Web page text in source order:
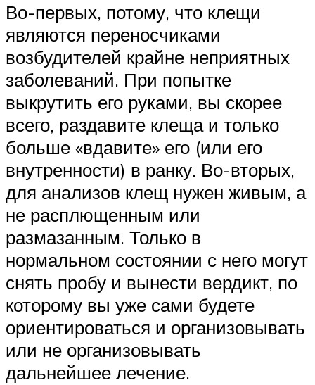
Во-первых, потому, что клещи
являются переносчиками
возбудителей крайне неприятных
заболеваний. При попытке
выкрутить его руками, вы скорее
всего, раздавите клеща и только
больше «вдавите» его (или его
внутренности) в ранку. Во-вторых,
для анализов клещ нужен живым, а
не расплющенным или
размазанным. Только в
нормальном состоянии с него могут
снять пробу и вынести вердикт, по
которому вы уже сами будете
ориентироваться и организовывать
или не организовывать
дальнейшее лечение.